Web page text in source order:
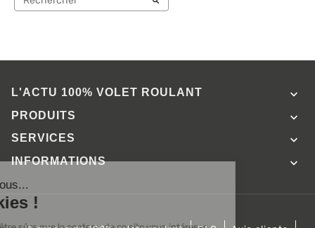
L'ACTU 100%VOLET ROULANT 
PRODUITS 
SERVICES 
INFORMATIONS 